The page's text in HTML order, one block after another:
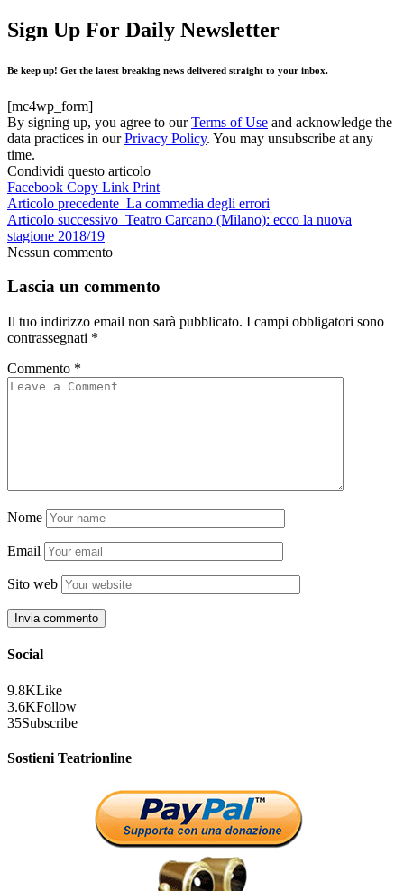
Sign Up For Daily Newsletter
Be keep up! Get the latest breaking news delivered straight to your inbox.
[mc4wp_form]
By signing up, you agree to ourTerms of Use and acknowledge the
data practices in ourPrivacy Policy. You may unsubscribe at any
time.
Condividi questo articolo
Facebook Copy Link Print
Articolo precedente La commedia degli errori
Articolo successivo Teatro Carcano (Milano): ecco la nuova
stagione 2018/19
Nessun commento
Lascia un commento
Il tuo indirizzo email non sarà pubblicato. I campi obbligatori sono
contrassegnati *
Commento *
Nome
Email
Sito web
Social
9.8KLike
3.6KFollow
35Subscribe
Sostieni Teatrionline